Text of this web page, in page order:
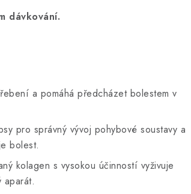
dávkování.
a pomáhá předcházet bolestem v
pro správný vývoj pohybové soustavy a
bolest.
kolagen s vysokou účinností vyživuje
aparát.